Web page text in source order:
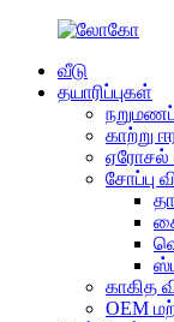
வீடு
தயாரிப்புகள்
நறுமணப்
காற்று
ஏரோசல்
சோப்பு
காகித
OEM